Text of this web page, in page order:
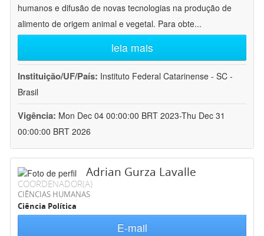
humanos e difusão de novas tecnologias na produção de
alimento de origem animal e vegetal. Para obte...
leia mais
Instituição/UF/País: Instituto Federal Catarinense - SC -
Brasil
Vigência: Mon Dec 04 00:00:00 BRT 2023-Thu Dec 31
00:00:00 BRT 2026
Adrian Gurza Lavalle
COORDENADOR(A)
CIÊNCIAS HUMANAS
Ciência Política
E-mail